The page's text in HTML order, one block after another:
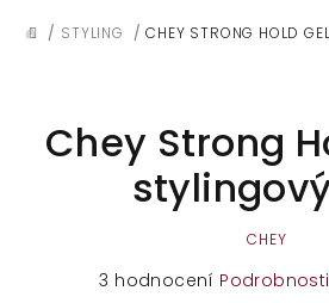
DOMŮ
/ STYLING / CHEY STRONG HOLD
Chey Strong
CHEY
Průměrné
3 hodnocení